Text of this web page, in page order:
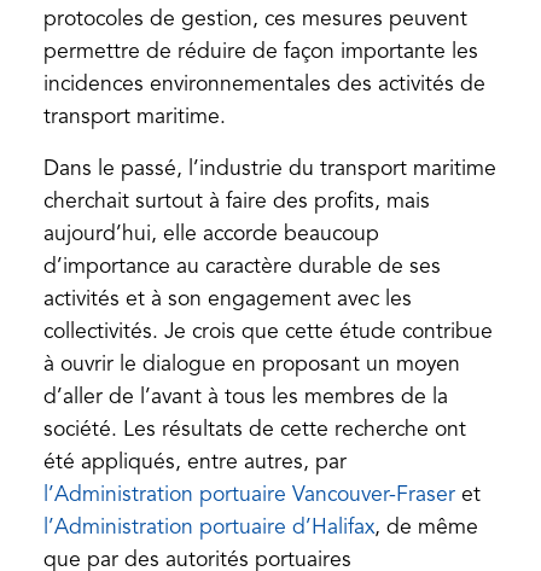
protocoles de gestion, ces mesures peuvent
permettre de réduire de façon importante les
incidences environnementales des activités de
transport maritime.
Dans le passé, l’industrie du transport maritime
cherchait surtout à faire des profits, mais
aujourd’hui, elle accorde beaucoup
d’importance au caractère durable de ses
activités et à son engagement avec les
collectivités. Je crois que cette étude contribue
à ouvrir le dialogue en proposant un moyen
d’aller de l’avant à tous les membres de la
société. Les résultats de cette recherche ont
été appliqués, entre autres, par
l’Administration portuaire Vancouver-Fraser(opens
in
et
l’Administration portuaire d’Halifax(opens
, de même
que par des autorités portuaires